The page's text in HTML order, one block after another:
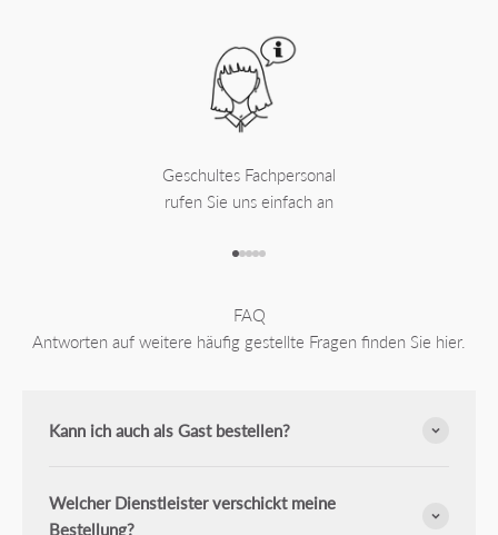
Geschultes Fachpersonal
rufen Sie uns einfach an
FAQ
Antworten auf weitere häufig gestellte Fragen finden Sie hier.
Kann ich auch als Gast bestellen?
Welcher Dienstleister verschickt meine
Bestellung?